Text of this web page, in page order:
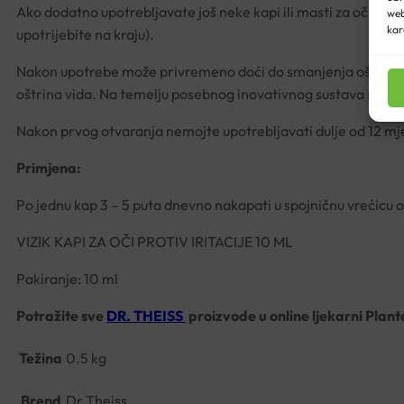
Ako dodatno upotrebljavate još neke kapi ili masti za oči,
upotrijebite na kraju).
Nakon upotrebe može privremeno doći do smanjenja
oštrina vida. Na temelju posebnog inovativnog sustava sa
Nakon prvog otvaranja nemojte upotrebljavati dulje od 12
Primjena:
Po jednu kap 3 – 5 puta dnevno nakapati u spojničnu
VIZIK KAPI ZA OČI PROTIV IRITACIJE 10 ML
Pakiranje: 10 ml
Potražite sve DR. THEISS proizvode u online ljekarni
Težina 0.5 kg